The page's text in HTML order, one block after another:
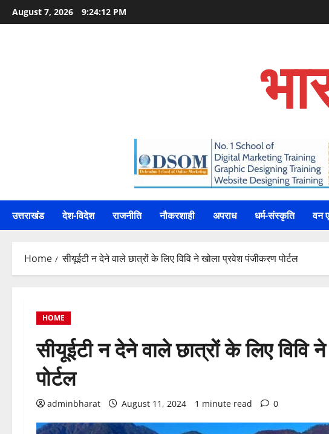
Skip
to
August 7, 2026 9:24:13 PM
उत्तराखंड देश-विदेश राजनीति नौकरशाही अपराध धर्म-संस्कृति वन
Home सीयूईटी न देने वाले छात्रों के लिए विवि ने खोला प्रवेश पंजीकरण पोर्टल
HOME
सीयूईटी न देने वाले छात्रों के लिए
पोर्टल
adminbharat August 11, 2024 1 minute read 0